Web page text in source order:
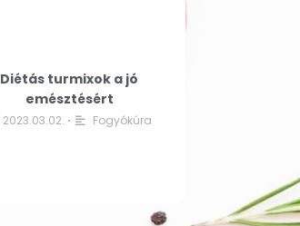
Diétás turmixok a jó
emésztésért
2023.03.02. • Fogyókúra